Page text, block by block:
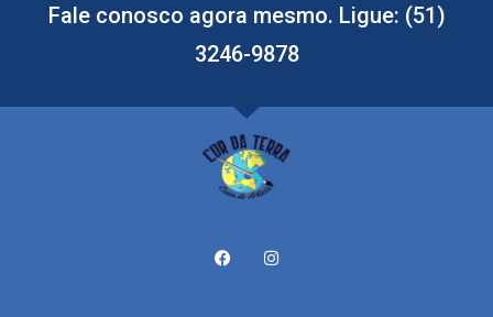
Fale conosco agora mesmo. Ligue: (51)
3246-9878